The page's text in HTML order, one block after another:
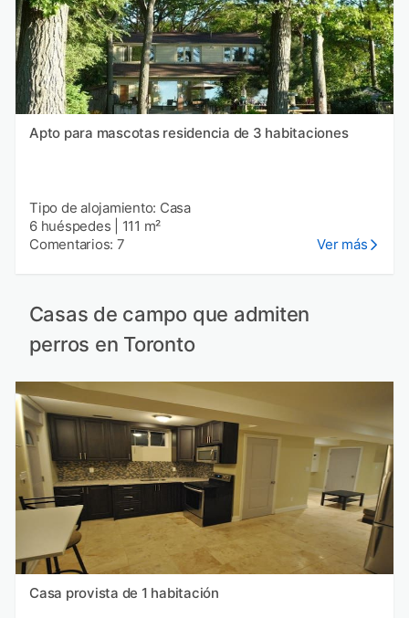
Apto para mascotas residencia de 3 habitaciones
Tipo de alojamiento: Casa
6 huéspedes
111 m²
Comentarios: 7
Ver más
Casas de campo que admiten
perros en Toronto
Casa provista de 1 habitación